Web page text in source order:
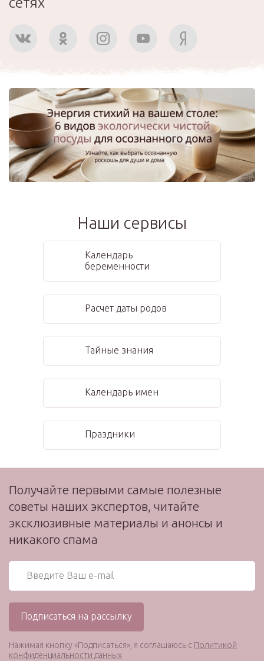
Наши сервисы
Календарь
беременности
Расчет даты родов
Тайные знания
Календарь имен
Праздники
Получайте первыми самые полезные
советы наших экспертов, читайте
эксклюзивные материалы и анонсы и
никакого спама
Нажимая кнопку «Подписаться», я соглашаюсь с Политикой
конфиденциальности данных